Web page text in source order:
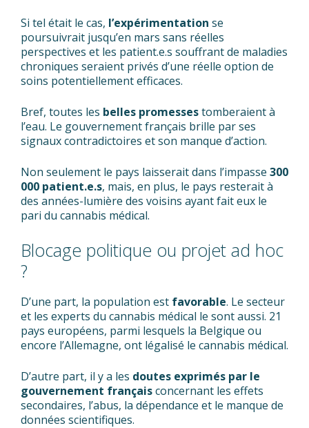
Si tel était le cas, l’expérimentation se
poursuivrait jusqu’en mars sans réelles
perspectives et les patient.e.s souffrant de maladies
chroniques seraient privés d’une réelle option de
soins potentiellement efficaces.
Bref, toutes les belles promessestomberaient à
l’eau. Le gouvernement français brille par ses
signaux contradictoires et son manque d’action.
Non seulement le pays laisserait dans l’impasse 300
000 patient.e.s, mais, en plus, le pays resterait à
des années-lumière des voisins ayant fait eux le
pari du cannabis médical.
Blocage politique ou projet ad hoc
?
D’une part, la population est favorable. Le secteur
et les experts du cannabis médical le sont aussi. 21
pays européens, parmi lesquels la Belgique ou
encore l’Allemagne, ont légalisé le cannabis médical.
D’autre part, il y a les doutes exprimés par le
gouvernement françaisconcernant les effets
secondaires, l’abus, la dépendance et le manque de
données scientifiques.